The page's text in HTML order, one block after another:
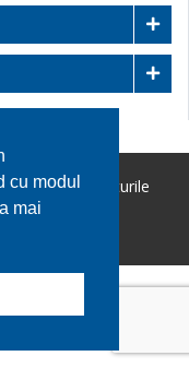
cu modul
mai
Toate drepturile